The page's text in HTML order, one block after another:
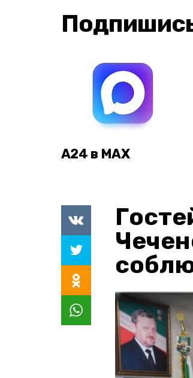
А24 в MAX